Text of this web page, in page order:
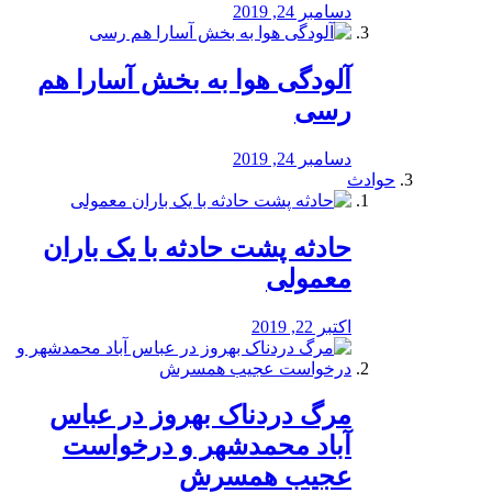
دسامبر 24, 2019
آلودگی هوا به بخش آسارا هم
رسی
دسامبر 24, 2019
حوادث
️حادثه پشت حادثه با یک باران
معمولی
اکتبر 22, 2019
مرگ دردناک بهروز در عباس
آباد محمدشهر و درخواست
عجیب همسرش